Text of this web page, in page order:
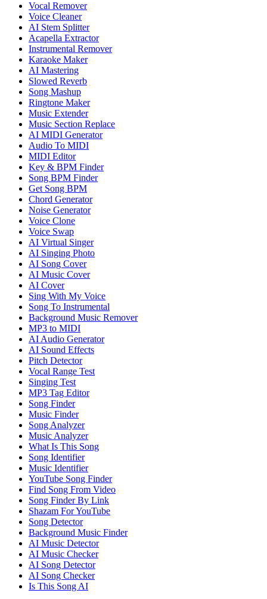
Vocal Remover
Voice Cleaner
AI Stem Splitter
Acapella Extractor
Instrumental Remover
Karaoke Maker
AI Mastering
Slowed Reverb
Song Mashup
Ringtone Maker
Music Extender
Music Section Replace
AI MIDI Generator
Audio To MIDI
MIDI Editor
Key & BPM Finder
Song BPM Finder
Get Song BPM
Chord Generator
Noise Generator
Voice Clone
Voice Swap
AI Virtual Singer
AI Singing Photo
AI Song Cover
AI Music Cover
AI Cover
Sing With My Voice
Song To Instrumental
Background Music Remover
MP3 to MIDI
AI Audio Generator
AI Sound Effects
Pitch Detector
Vocal Range Test
Singing Test
MP3 Tag Editor
Song Finder
Music Finder
Song Analyzer
Music Analyzer
What Is This Song
Song Identifier
Music Identifier
YouTube Song Finder
Find Song From Video
Song Finder By Link
Shazam For YouTube
Song Detector
Background Music Finder
AI Music Detector
AI Music Checker
AI Song Detector
AI Song Checker
Is This Song AI